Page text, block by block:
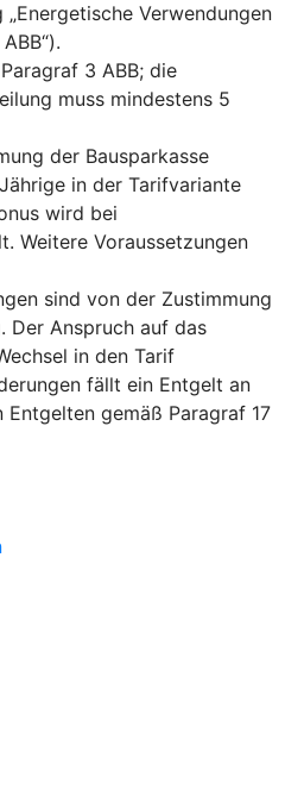
Verwendungen
3 ABB; die
muss mindestens 5
der Bausparkasse
in der Tarifvariante
wird bei
Weitere Voraussetzungen
sind von der Zustimmung
Der Anspruch auf das
in den Tarif
fällt ein Entgelt an
Entgelten gemäß Paragraf 17